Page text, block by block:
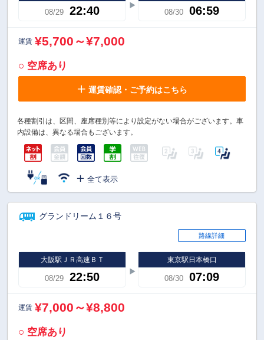
08/29 22:40 08/30 06:59
運賃 ¥5,700～¥7,000
○ 空席あり
運賃確認・ご予約はこちら
各種割引は、区間、座席種別等により設定がない場合がございます。車
内設備は、異なる場合もございます。
全て表示
グランドリーム１６号
路線詳細
大阪駅ＪＲ高速ＢＴ
08/29 22:50
東京駅日本橋口
08/30 07:09
運賃 ¥7,000～¥8,800
○ 空席あり